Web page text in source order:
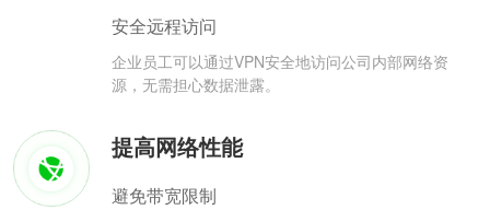
安全远程访问
企业员工可以通过VPN安全地访问公司内部网络资
源，无需担心数据泄露。
提高网络性能
避免带宽限制